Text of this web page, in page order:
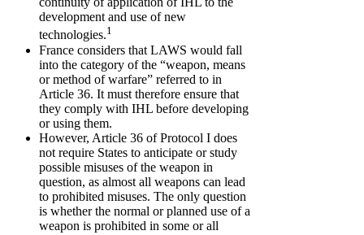
development and use of new
technologies.1
France considers that LAWS would fall
into the category of the “weapon, means
or method of warfare” referred to in
Article 36. It must therefore ensure that
they comply with IHL before developing
or using them.
However, Article 36 of Protocol I does
not require States to anticipate or study
possible misuses of the weapon in
question, as almost all weapons can lead
to prohibited misuses. The only question
is whether the normal or planned use of a
weapon is prohibited in some or all